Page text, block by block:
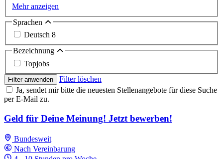
Mehr anzeigen
Sprachen
Deutsch 8
Bezeichnung
Topjobs
Filter anwenden
Filter löschen
Ja, sendet mir bitte die neuesten Stellenangebote für diese Suche
per E-Mail zu.
Geld für Deine Meinung! Jetzt bewerben!
Bundesweit
Nach Vereinbarung